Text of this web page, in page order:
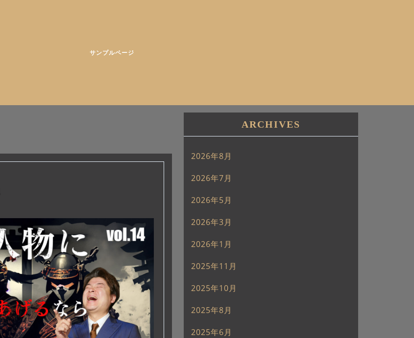
サンプルページ
ARCHIVES
2026年8月
2026年7月
2026年5月
2026年3月
2026年1月
2025年11月
2025年10月
2025年8月
2025年6月